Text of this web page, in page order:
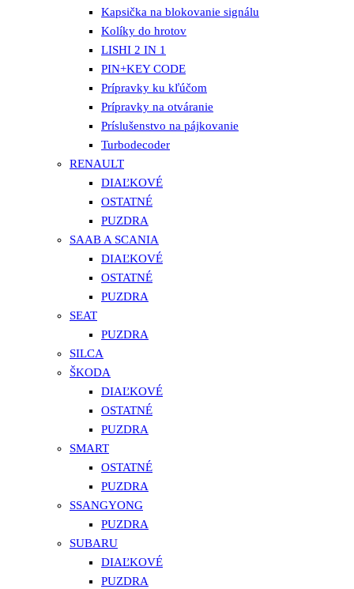
Kapsička na blokovanie signálu
Kolíky do hrotov
LISHI 2 IN 1
PIN+KEY CODE
Prípravky ku kľúčom
Prípravky na otváranie
Príslušenstvo na pájkovanie
Turbodecoder
RENAULT
DIAĽKOVÉ
OSTATNÉ
PUZDRA
SAAB A SCANIA
DIAĽKOVÉ
OSTATNÉ
PUZDRA
SEAT
PUZDRA
SILCA
ŠKODA
DIAĽKOVÉ
OSTATNÉ
PUZDRA
SMART
OSTATNÉ
PUZDRA
SSANGYONG
PUZDRA
SUBARU
DIAĽKOVÉ
PUZDRA